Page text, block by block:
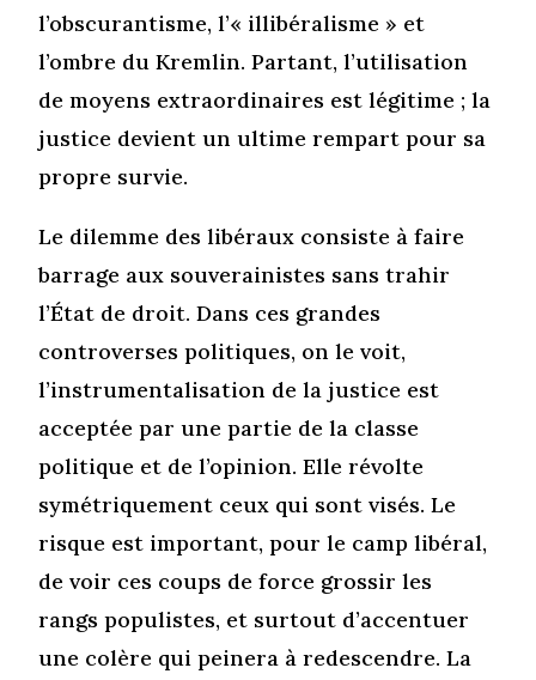
l’obscurantisme, l’« illibéralisme » et
l’ombre du Kremlin. Partant, l’utilisation
de moyens extraordinaires est légitime ; la
justice devient un ultime rempart pour sa
propre survie.
Le dilemme des libéraux consiste à faire
barrage aux souverainistes sans trahir
l’État de droit. Dans ces grandes
controverses politiques, on le voit,
l’instrumentalisation de la justice est
acceptée par une partie de la classe
politique et de l’opinion. Elle révolte
symétriquement ceux qui sont visés. Le
risque est important, pour le camp libéral,
de voir ces coups de force grossir les
rangs populistes, et surtout d’accentuer
une colère qui peinera à redescendre. La